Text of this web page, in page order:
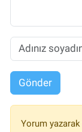
Gönder
Yorum yazarak